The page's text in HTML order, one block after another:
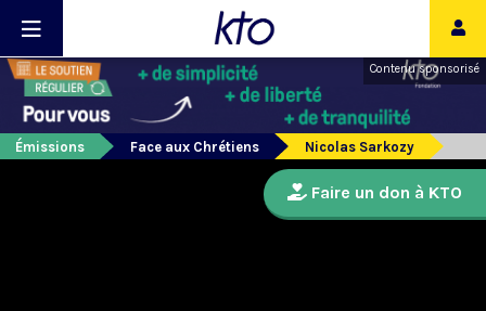
Contenu sponsorisé
Émissions Face aux Chrétiens Nicolas Sarkozy
Faire un don à KTO